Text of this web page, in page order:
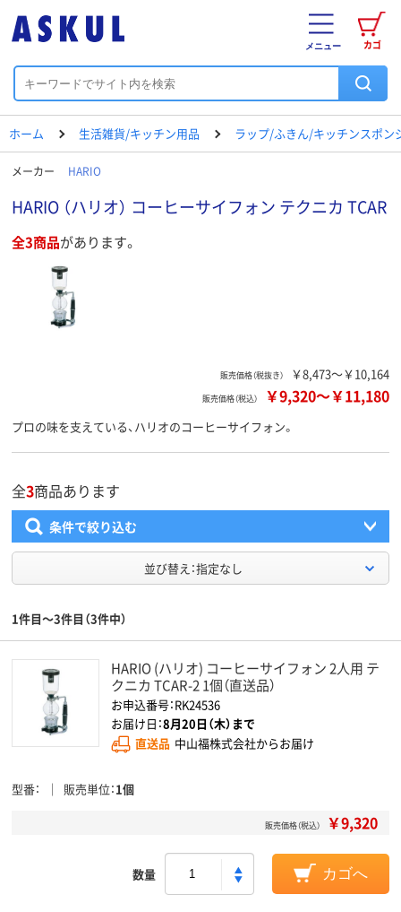
カゴ
メニュー
ホーム 生活雑貨/キッチン用品 ラップ/ふきん/キッチンスポン
メーカー HARIO
HARIO （ハリオ） コーヒーサイフォン テクニカ TCAR
全3商品があります。
販売価格（税抜き） ￥8,473～￥10,164
販売価格（税込） ￥9,320～￥11,180
プロの味を支えている、ハリオのコーヒーサイフォン。
全3商品あります
条件で絞り込む
並び替え：指定なし
1件目～3件目（3件中）
HARIO (ハリオ) コーヒーサイフォン 2人用 テ
クニカ TCAR-2 1個（直送品）
お申込番号：RK24536
お届け日：8月20日（木）まで
直送品 中山福株式会社からお届け
型番 販売単位 1個
販売価格（税込） ￥9,320
数量 カゴへ